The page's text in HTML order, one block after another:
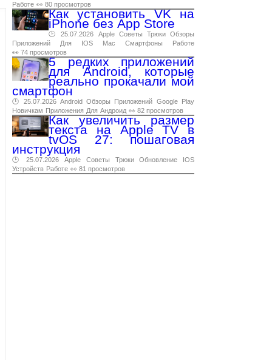
Работе 👀 80 просмотров
Как установить VK на
iPhone без App Store
🕑 25.07.2026 Apple Советы Трюки Обзоры
Приложений
Для IOS Mac Смартфоны
Работе
👀 74 просмотров
5 редких приложений
для Android, которые
реально прокачали мой
смартфон
🕑 25.07.2026 Android Обзоры Приложений Google
Play
Новичкам Приложения Для Андроид 👀 82 просмотров
Как увеличить размер
текста на Apple TV в
tvOS 27: пошаговая
инструкция
🕑 25.07.2026 Apple Советы Трюки Обновление
IOS
Устройств Работе 👀 81 просмотров